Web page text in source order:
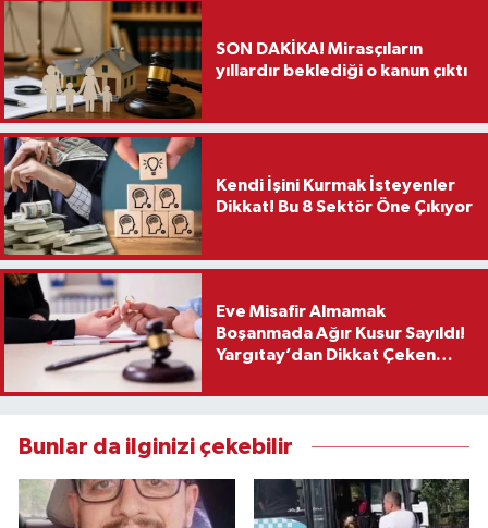
SON DAKİKA! Mirasçıların
yıllardır beklediği o kanun çıktı
Kendi İşini Kurmak İsteyenler
Dikkat! Bu 8 Sektör Öne Çıkıyor
Eve Misafir Almamak
Boşanmada Ağır Kusur Sayıldı!
Yargıtay’dan Dikkat Çeken
Bunlar da ilginizi çekebilir